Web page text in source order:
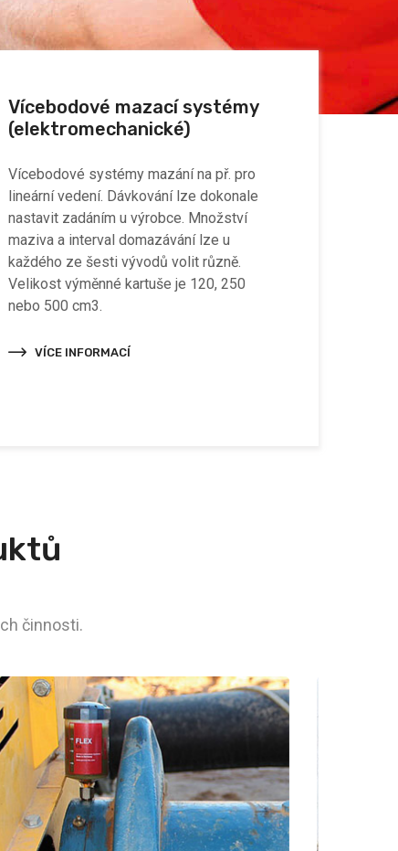
Vícebodové mazací systémy
(elektromechanické)
Vícebodové systémy mazání na př. pro
lineární vedení. Dávkování lze dokonale
nastavit zadáním u výrobce. Množství
maziva a interval domazávání lze u
každého ze šesti vývodů volit různě.
Velikost výměnné kartuše je 120, 250
nebo 500 cm3.
VÍCE INFORMACÍ
činnosti.